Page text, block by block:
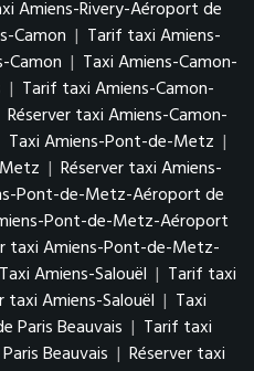
Amiens-Rivery-Aéroport de
Camon | Tarif taxi Amiens-
Camon | Taxi Amiens-Camon-
| Tarif taxi Amiens-Camon-
Réserver taxi Amiens-Camon-
Taxi Amiens-Pont-de-Metz |
| Réserver taxi Amiens-
Pont-de-Metz-Aéroport de
Pont-de-Metz-Aéroport
taxi Amiens-Pont-de-Metz-
Taxi Amiens-Salouël | Tarif taxi
taxi Amiens-Salouël | Taxi
Paris Beauvais | Tarif taxi
Beauvais | Réserver taxi